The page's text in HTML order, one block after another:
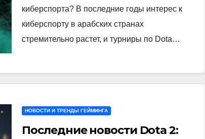
киберспорта? В последние годы интерес к
киберспорту в арабских странах
стремительно растет, и турниры по Dota…
НОВОСТИ И ТРЕНДЫ ГЕЙМИНГА
Последние новости Dota 2: